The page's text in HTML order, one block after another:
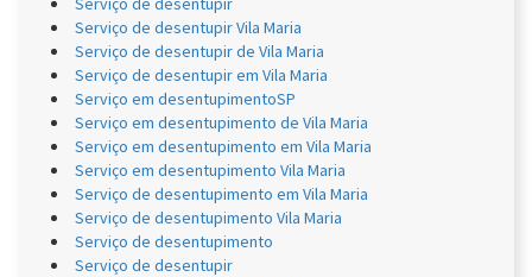
Serviço de desentupir Vila Maria
Serviço de desentupir de Vila Maria
Serviço de desentupir em Vila Maria
Serviço em desentupimentoSP
Serviço em desentupimento de Vila Maria
Serviço em desentupimento em Vila Maria
Serviço em desentupimento Vila Maria
Serviço de desentupimento em Vila Maria
Serviço de desentupimento Vila Maria
Serviço de desentupimento
Serviço de desentupir